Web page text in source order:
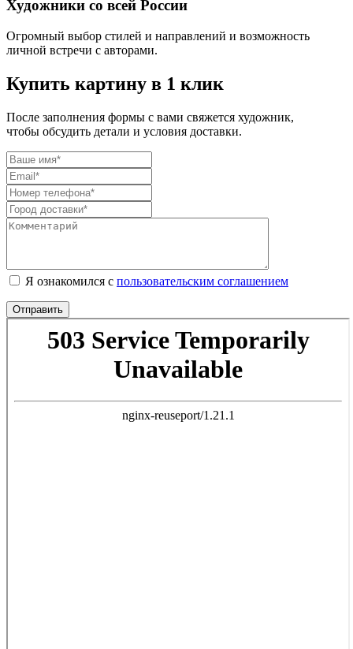
Художники со всей России
Огромный выбор стилей и направлений и возможность
личной встречи с авторами.
Купить картину в 1 клик
После заполнения формы с вами свяжется художник,
чтобы обсудить детали и условия доставки.
Я ознакомился с пользовательским соглашением